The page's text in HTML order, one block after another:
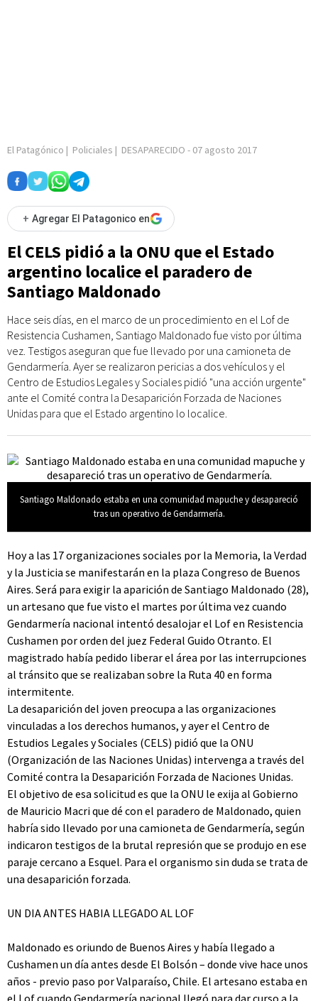
El Patagónico | Policiales | DESAPARECIDO - 07 agosto 2017
+ Agregar El Patagonico en
El CELS pidió a la ONU que el Estado
argentino localice el paradero de
Santiago Maldonado
Hace seis días, en el marco de un procedimiento en el Lof de
Resistencia Cushamen, Santiago Maldonado fue visto por última
vez. Testigos aseguran que fue llevado por una camioneta de
Gendarmería. Ayer se realizaron pericias a dos vehículos y el
Centro de Estudios Legales y Sociales pidió "una acción urgente"
ante el Comité contra la Desaparición Forzada de Naciones
Unidas para que el Estado argentino lo localice.
Santiago Maldonado estaba en una comunidad mapuche y desapareció
tras un operativo de Gendarmería.
Hoy a las 17 organizaciones sociales por la Memoria, la Verdad
y la Justicia se manifestarán en la plaza Congreso de Buenos
Aires. Será para exigir la aparición de Santiago Maldonado (28),
un artesano que fue visto el martes por última vez cuando
Gendarmería nacional intentó desalojar el Lof en Resistencia
Cushamen por orden del juez Federal Guido Otranto. El
magistrado había pedido liberar el área por las interrupciones
al tránsito que se realizaban sobre la Ruta 40 en forma
intermitente.
La desaparición del joven preocupa a las organizaciones
vinculadas a los derechos humanos, y ayer el Centro de
Estudios Legales y Sociales (CELS) pidió que la ONU
(Organización de las Naciones Unidas) intervenga a través del
Comité contra la Desaparición Forzada de Naciones Unidas.
El objetivo de esa solicitud es que la ONU le exija al Gobierno
de Mauricio Macri que dé con el paradero de Maldonado, quien
habría sido llevado por una camioneta de Gendarmería, según
indicaron testigos de la brutal represión que se produjo en ese
paraje cercano a Esquel. Para el organismo sin duda se trata de
una desaparición forzada.
UN DIA ANTES HABIA LLEGADO AL LOF
Maldonado es oriundo de Buenos Aires y había llegado a
Cushamen un día antes desde El Bolsón – donde vive hace unos
años - previo paso por Valparaíso, Chile. El artesano estaba en
el Lof cuando Gendarmería nacional llegó para dar curso a la